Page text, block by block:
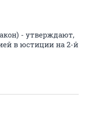
- утверждают,
в юстиции на 2-й